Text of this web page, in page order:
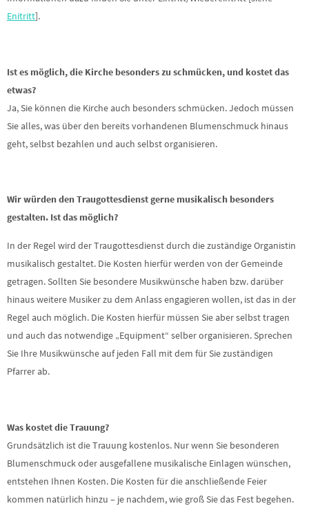
Enitritt].
Ist es möglich, die Kirche besonders zu schmücken, und kostet das
etwas?
Ja, Sie können die Kirche auch besonders schmücken. Jedoch müssen
Sie alles, was über den bereits vorhandenen Blumenschmuck hinaus
geht, selbst bezahlen und auch selbst organisieren.
Wir würden den Traugottesdienst gerne musikalisch besonders
gestalten. Ist das möglich?
In der Regel wird der Traugottesdienst durch die zuständige Organistin
musikalisch gestaltet. Die Kosten hierfür werden von der Gemeinde
getragen. Sollten Sie besondere Musikwünsche haben bzw. darüber
hinaus weitere Musiker zu dem Anlass engagieren wollen, ist das in der
Regel auch möglich. Die Kosten hierfür müssen Sie aber selbst tragen
und auch das notwendige „Equipment“ selber organisieren. Sprechen
Sie Ihre Musikwünsche auf jeden Fall mit dem für Sie zuständigen
Pfarrer ab.
Was kostet die Trauung?
Grundsätzlich ist die Trauung kostenlos. Nur wenn Sie besonderen
Blumenschmuck oder ausgefallene musikalische Einlagen wünschen,
entstehen Ihnen Kosten. Die Kosten für die anschließende Feier
kommen natürlich hinzu – je nachdem, wie groß Sie das Fest begehen.